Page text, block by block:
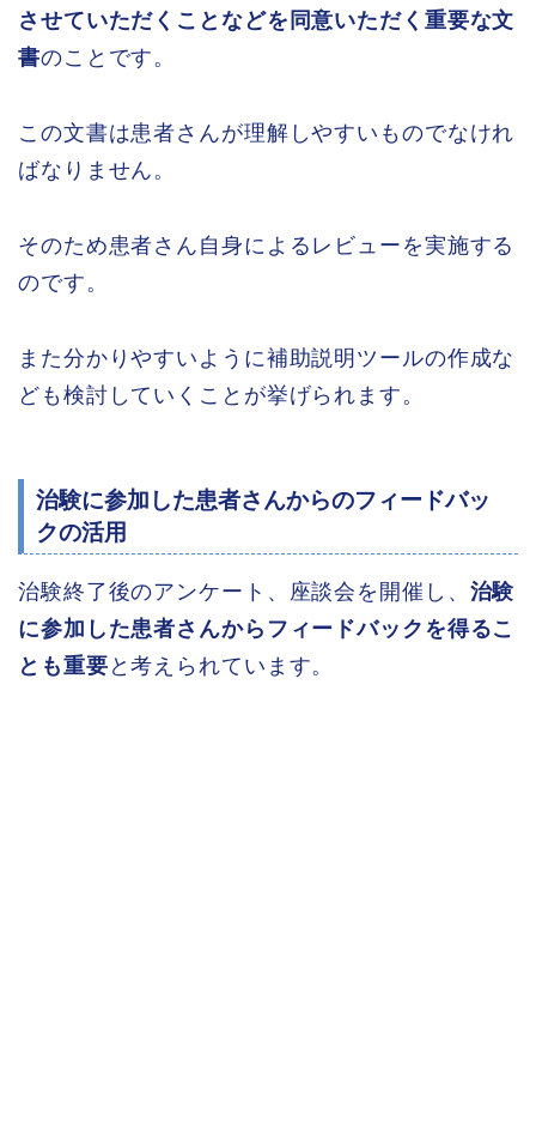
させていただくことなどを同意いただく重要な文
書のことです。
この文書は患者さんが理解しやすいものでなけれ
ばなりません。
そのため患者さん自身によるレビューを実施する
のです。
また分かりやすいように補助説明ツールの作成な
ども検討していくことが挙げられます。
治験に参加した患者さんからのフィードバッ
クの活用
治験終了後のアンケート、座談会を開催し、 治験
に参加した患者さんからフィードバックを得るこ
とも重要 と考えられています。